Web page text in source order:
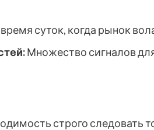
суток, когда рынок
Множество сигналов
строго следовать